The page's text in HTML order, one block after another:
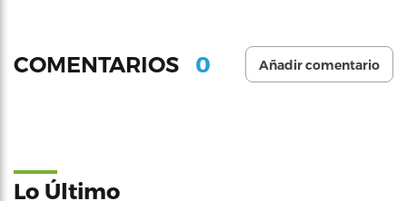
COMENTARIOS 0 Añadir comentario
Lo Último